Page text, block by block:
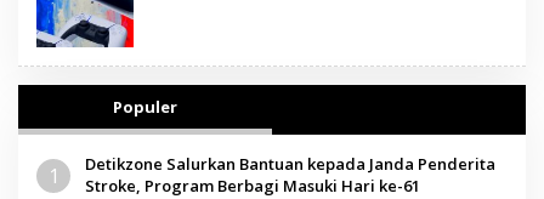
Populer
1
Detikzone Salurkan Bantuan kepada Janda Penderita
Stroke, Program Berbagi Masuki Hari ke-61